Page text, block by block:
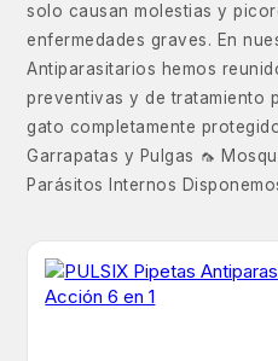
solo causan molestias y
enfermedades graves. En
Antiparasitarios hemos
preventivas y de tratamiento
gato completamente
Garrapatas y Pulgas 🦟
Parásitos Internos